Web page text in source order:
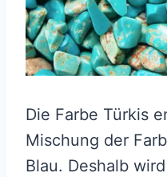
Die Farbe Türkis
Mischung der
Blau. Deshalb